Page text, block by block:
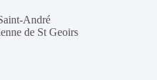
André
de St Geoirs